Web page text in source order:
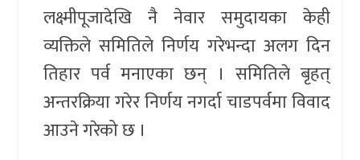
लक्ष्मीपूजादेखि नै नेवार समुदायका केही
व्यक्तिले समितिले निर्णय गरेभन्दा अलग दिन
तिहार पर्व मनाएका छन् । समितिले बृहत्
अन्तरक्रिया गरेर निर्णय नगर्दा चाडपर्वमा विवाद
आउने गरेको छ ।